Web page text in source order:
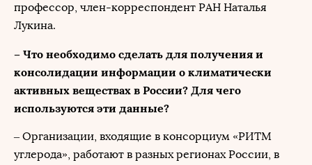
профессор, член-корреспондент РАН Наталья
Лукина.
– Что необходимо сделать для получения и
консолидации информации о климатически
активных веществах в России? Для чего
используются эти данные?
– Организации, входящие в консорциум «РИТМ
углерода», работают в разных регионах России, в